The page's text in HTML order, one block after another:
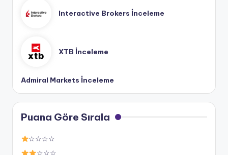
Interactive Brokers İnceleme
XTB İnceleme
Admiral Markets İnceleme
Puana Göre Sırala
☆☆☆☆
☆☆☆